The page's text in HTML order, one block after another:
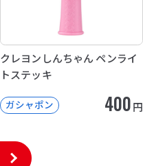
クレヨンしんちゃん ペンライ
トステッキ
ガシャポン 400円